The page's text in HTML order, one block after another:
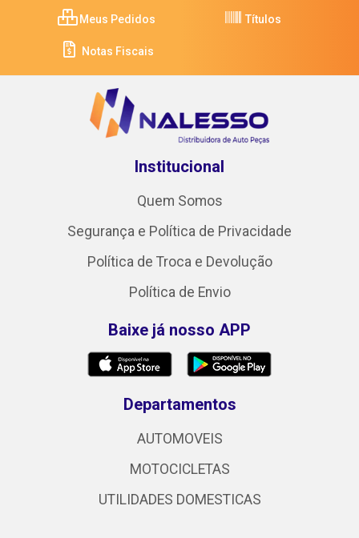
Meus Pedidos Títulos
Notas Fiscais
Institucional
Quem Somos
Segurança e Política de Privacidade
Política de Troca e Devolução
Política de Envio
Baixe já nosso APP
Departamentos
AUTOMOVEIS
MOTOCICLETAS
UTILIDADES DOMESTICAS